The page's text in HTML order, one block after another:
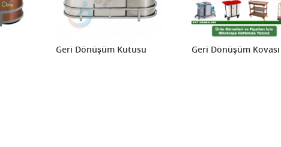
Geri Dönüşüm Kutusu Geri Dönüşüm Kovası